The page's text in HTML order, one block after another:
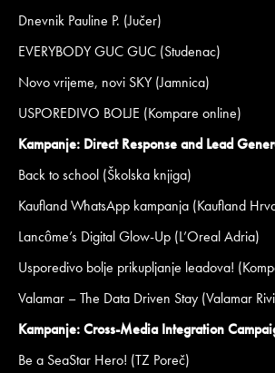
Dnevnik Pauline P. (Jučer)
EVERYBODY GUC GUC (Studenac)
Novo vrijeme, novi SKY (Jamnica)
USPOREDIVO BOLJE (Kompare online)
Kampanje: Direct Response and Lead
Back to school (Školska knjiga)
Kaufland WhatsApp kampanja (Kaufland
Lancôme’s Digital Glow-Up (L’Oreal Adria)
Usporedivo bolje prikupljanje leadova!
Valamar – The Data Driven Stay (Valamar
Kampanje: Cross-Media Integration
Be a SeaStar Hero! (TZ Poreč)